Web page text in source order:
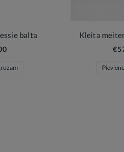
balta Kleita